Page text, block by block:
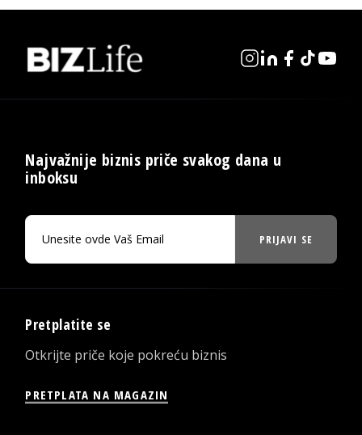
Najvažnije biznis priče svakog dana u
inboksu
PRIJAVI SE
Pretplatite se
Otkrijte priče koje pokreću biznis
PRETPLATA NA MAGAZIN